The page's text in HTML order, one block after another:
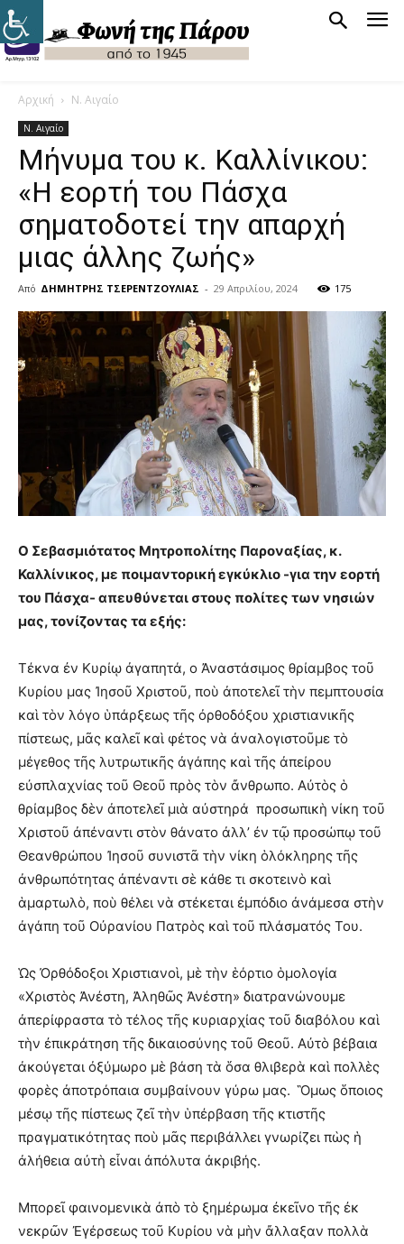
Αρχική Ν. Αιγαίο
Ν. Αιγαίο
Μήνυμα του κ. Καλλίνικου:
«Η εορτή του Πάσχα
σηματοδοτεί την απαρχή
μιας άλλης ζωής»
Από ΔΗΜΗΤΡΗΣ ΤΣΕΡΕΝΤΖΟΥΛΙΑΣ - 29 Απριλίου, 2024 175
Ο Σεβασμιότατος Μητροπολίτης Παροναξίας, κ.
Καλλίνικος, µε ποιµαντορική εγκύκλιο -για την εορτή
του Πάσχα- απευθύνεται στους πολίτες των νησιών
µας, τονίζοντας τα εξής:
Τέκνα ἐν Κυρίῳ ἀγαπητά, o Ἀναστάσιμος θρίαμβος τοῦ
Κυρίου μας Ἰησοῦ Χριστοῦ, ποὺ ἀποτελεῖ τὴν πεμπτουσία
καὶ τὸν λόγο ὑπάρξεως τῆς ὀρθοδόξου χριστιανικῆς
πίστεως, μᾶς καλεῖ καὶ φέτος νὰ ἀναλογιστοῦμε τὸ
μέγεθος τῆς λυτρωτικῆς ἀγάπης καὶ τῆς ἀπείρου
εὐσπλαχνίας τοῦ Θεοῦ πρὸς τὸν ἄνθρωπο. Αὐτὸς ὁ
θρίαμβος δὲν ἀποτελεῖ μιὰ αὐστηρά προσωπικὴ νίκη τοῦ
Χριστοῦ ἀπέναντι στὸν θάνατο ἀλλ’ ἐν τῷ προσώπῳ τοῦ
Θεανθρώπου Ἰησοῦ συνιστᾶ τὴν νίκη ὁλόκληρης τῆς
ἀνθρωπότητας ἀπέναντι σὲ κάθε τι σκοτεινὸ καὶ
ἁμαρτωλὸ, ποὺ θέλει νὰ στέκεται ἐμπόδιο ἀνάμεσα στὴν
ἀγάπη τοῦ Οὐρανίου Πατρὸς καὶ τοῦ πλάσματός Του.
Ὡς Ὀρθόδοξοι Χριστιανοὶ, μὲ τὴν ἑόρτιο ὁμολογία
«Χριστὸς Ἀνέστη, Ἀληθῶς Ἀνέστη» διατρανώνουμε
ἀπερίφραστα τὸ τέλος τῆς κυριαρχίας τοῦ διαβόλου καὶ
τὴν ἐπικράτηση τῆς δικαιοσύνης τοῦ Θεοῦ. Αὐτὸ βέβαια
ἀκούγεται ὀξύμωρο μὲ βάση τὰ ὅσα θλιβερὰ καὶ πολλὲς
φορὲς ἀποτρόπαια συμβαίνουν γύρω μας. Ὃμως ὅποιος
μέσῳ τῆς πίστεως ζεῖ τὴν ὑπέρβαση τῆς κτιστῆς
πραγματικότητας ποὺ μᾶς περιβάλλει γνωρίζει πὼς ἡ
ἀλήθεια αὐτὴ εἶναι ἀπόλυτα ἀκριβής.
Μπορεῖ φαινομενικὰ ἀπὸ τὸ ξημέρωμα ἐκεῖνο τῆς ἐκ
νεκρῶν Ἐγέρσεως τοῦ Κυρίου νὰ μὴν ἄλλαξαν πολλὰ